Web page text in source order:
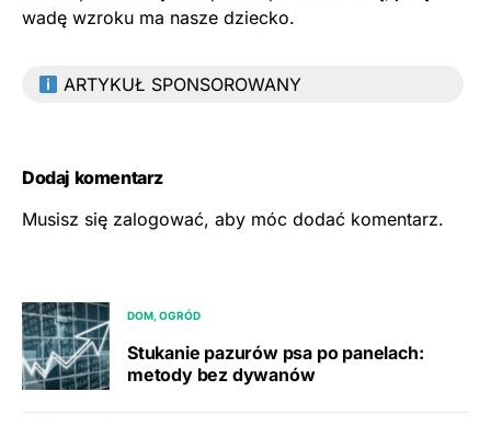
wadę wzroku ma nasze dziecko.
ARTYKUŁ SPONSOROWANY
Dodaj komentarz
Musisz się zalogować, aby móc dodać komentarz.
DOM, OGRÓD
Stukanie pazurów psa po panelach:
metody bez dywanów